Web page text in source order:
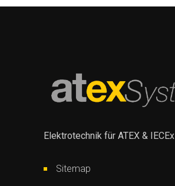
Elektrotechnik für ATEX & IECEx
Sitemap